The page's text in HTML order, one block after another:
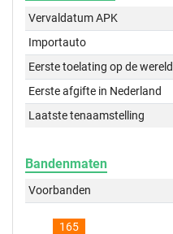
Vervaldatum APK
Importauto
Eerste toelating op de wereld
Eerste afgifte in Nederland
Laatste tenaamstelling
Bandenmaten
Voorbanden
165